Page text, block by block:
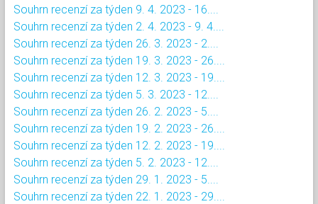
Souhrn recenzí za týden 9. 4. 2023 - 16....
Souhrn recenzí za týden 2. 4. 2023 - 9. 4....
Souhrn recenzí za týden 26. 3. 2023 - 2....
Souhrn recenzí za týden 19. 3. 2023 - 26....
Souhrn recenzí za týden 12. 3. 2023 - 19....
Souhrn recenzí za týden 5. 3. 2023 - 12....
Souhrn recenzí za týden 26. 2. 2023 - 5....
Souhrn recenzí za týden 19. 2. 2023 - 26....
Souhrn recenzí za týden 12. 2. 2023 - 19....
Souhrn recenzí za týden 5. 2. 2023 - 12....
Souhrn recenzí za týden 29. 1. 2023 - 5....
Souhrn recenzí za týden 22. 1. 2023 - 29....